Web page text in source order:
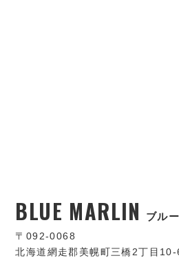
BLUE MARLIN ブル
〒092-0068
北海道網走郡美幌町三橋2丁目10-